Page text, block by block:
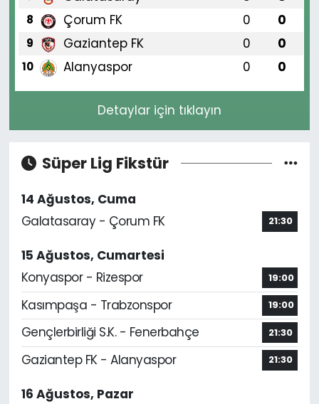
8 Çorum FK 0 0
9 Gaziantep FK 0 0
10 Alanyaspor 0 0
Detaylar için tıklayın
Süper Lig Fikstür
14 Ağustos, Cuma
Galatasaray - Çorum FK
21:30
15 Ağustos, Cumartesi
Konyaspor - Rizespor
19:00
Kasımpaşa - Trabzonspor 19:00
Gençlerbirliği S.K. - Fenerbahçe 21:30
Gaziantep FK - Alanyaspor 21:30
16 Ağustos, Pazar